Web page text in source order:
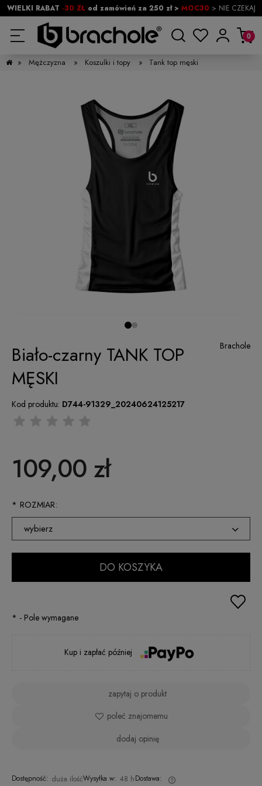
WIELKI RABAT -30 ZŁod zamówień za 250 zł > MOC30 > NIE CZEKAJ
» Mężczyzna » Koszulki i topy » Tank top męski
Brachole
Biało-czarny TANK TOP
MĘSKI
Kod produktu: D744-91329_20240624125217
109,00 zł
* ROZMIAR:
wybierz
XS
L
DO KOSZYKA
* - Pole wymagane
Kup i zapłać później
zapytaj o produkt
poleć znajomemu
dodaj opinię
Dostępność: duża ilośćWysyłka w: 48 hDostawa: